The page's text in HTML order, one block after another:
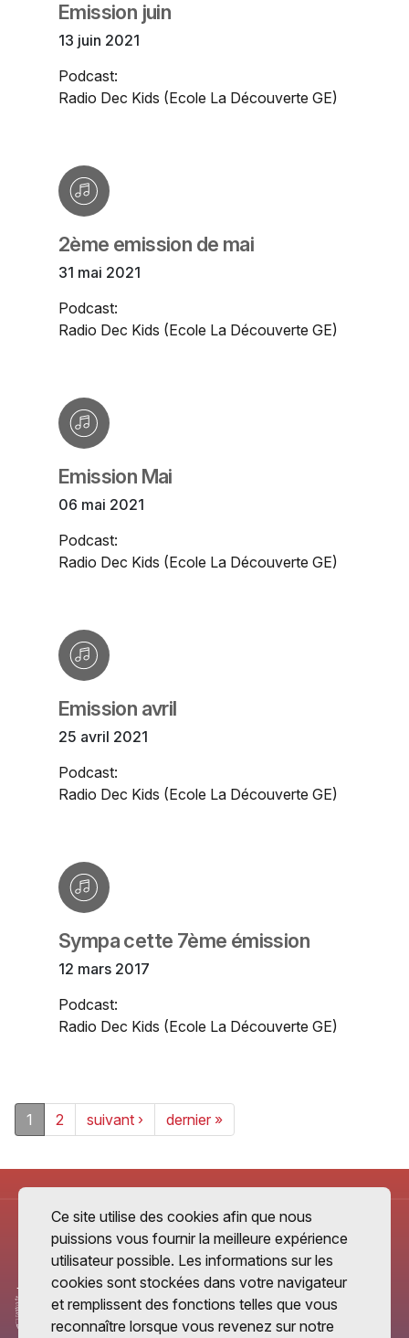
Emission juin
13 juin 2021
Podcast:
Radio Dec Kids (Ecole La Découverte GE)
2ème emission de mai
31 mai 2021
Podcast:
Radio Dec Kids (Ecole La Découverte GE)
Emission Mai
06 mai 2021
Podcast:
Radio Dec Kids (Ecole La Découverte GE)
Emission avril
25 avril 2021
Podcast:
Radio Dec Kids (Ecole La Découverte GE)
Sympa cette 7ème émission
12 mars 2017
Podcast:
Radio Dec Kids (Ecole La Découverte GE)
1 2 suivant › dernier »
Ce site utilise des cookies afin que nous
puissions vous fournir la meilleure expérience
utilisateur possible. Les informations sur les
cookies sont stockées dans votre navigateur
et remplissent des fonctions telles que vous
reconnaître lorsque vous revenez sur notre